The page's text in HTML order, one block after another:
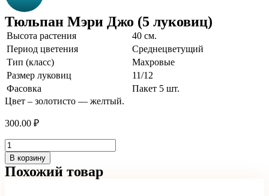
Тюльпан Мэри Джо (5 луковиц)
Высота растения
40 см.
Период цветения
Среднецветущий
Тип (класс)
Махровые
Размер луковиц
11/12
Фасовка
Пакет 5 шт.
Цвет – золотисто — желтый.
300.00 ₽
Количество
товара
Тюльпан
Мэри
В корзину
Похожий товар